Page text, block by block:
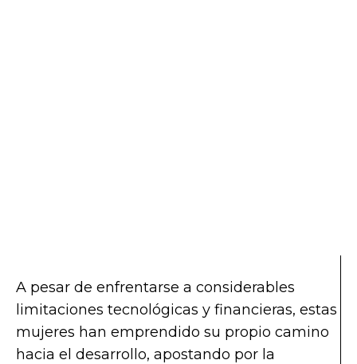
A pesar de enfrentarse a considerables
limitaciones tecnológicas y financieras, estas
mujeres han emprendido su propio camino
hacia el desarrollo, apostando por la